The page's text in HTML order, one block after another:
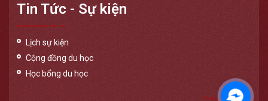
Tin Tức - Sự kiện
Lịch sự kiện
Cộng đồng du học
Học bổng du học